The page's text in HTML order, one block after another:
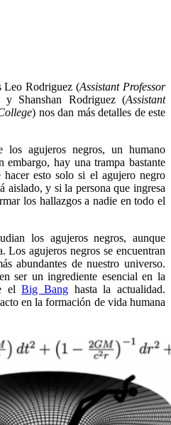
Leo Rodriguez (Assistant Professor
y Shanshan Rodriguez (Assistant
) nos dan más detalles de este
los agujeros negros, un humano
embargo, hay una trampa bastante
esto solo si el agujero negro
aislado, y si la persona que ingresa
los hallazgos a nadie en todo el
los agujeros negros, aunque
Los agujeros negros se encuentran
abundantes de nuestro universo.
ser un ingrediente esencial en la
elBig Bang hasta la actualidad.
en la formación de vida humana